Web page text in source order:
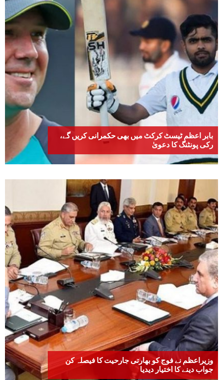
بابر اعظم ٹیسٹ کرکٹ میں بھی حکمرانی کریں گے،
رکی پونٹنگ کا دعویٰ
وزیراعظم نے فوج کو بھارتی جارحیت کا فیصلہ کن
جواب دینے کا اختیار دیدیا